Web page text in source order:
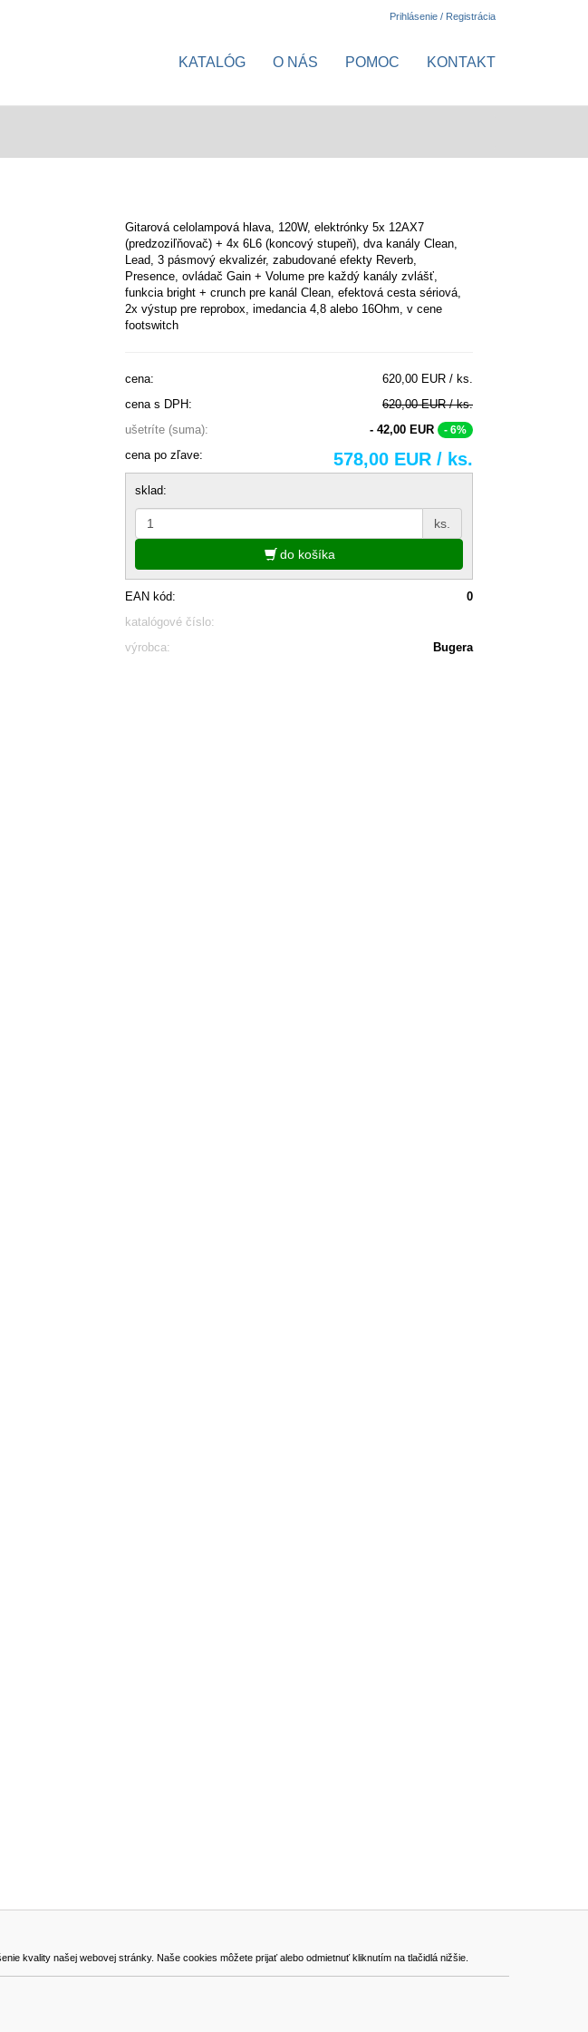
kvality našej webovej stránky. Naše cookies môžete prijať alebo odmietnuť kliknutím na tlačidlá nižšie.
Prihlásenie / Registrácia
KATALÓG O NÁS POMOC KONTAKT
Gitarová celolampová hlava, 120W, elektrónky 5x 12AX7
(predzoziľňovač) + 4x 6L6 (koncový stupeň), dva kanály Clean,
Lead, 3 pásmový ekvalizér, zabudované efekty Reverb,
Presence, ovládač Gain + Volume pre každý kanály zvlášť,
funkcia bright + crunch pre kanál Clean, efektová cesta sériová,
2x výstup pre reprobox, imedancia 4,8 alebo 16Ohm, v cene
footswitch
cena:
620,00 EUR / ks.
cena s DPH:
620,00 EUR / ks.
ušetríte (suma):
- 42,00 EUR - 6%
cena po zľave: 578,00 EUR / ks.
sklad:
ks.
do košíka
EAN kód:
0
katalógové číslo:
výrobca:
Bugera